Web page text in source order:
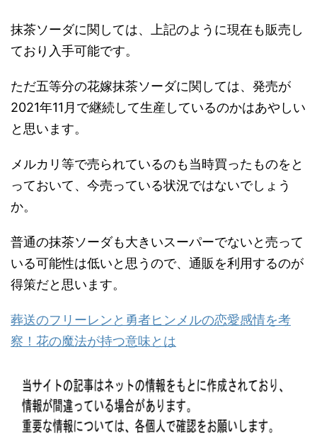
抹茶ソーダに関しては、上記のように現在も販売し
ており入手可能です。
ただ五等分の花嫁抹茶ソーダに関しては、発売が
2021年11月で継続して生産しているのかはあやしい
と思います。
メルカリ等で売られているのも当時買ったものをと
っておいて、今売っている状況ではないでしょう
か。
普通の抹茶ソーダも大きいスーパーでないと売って
いる可能性は低いと思うので、通販を利用するのが
得策だと思います。
葬送のフリーレンと勇者ヒンメルの恋愛感情を考
察！花の魔法が持つ意味とは